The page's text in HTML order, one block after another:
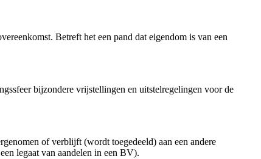
Betreft het een pand dat eigendom is van een
bijzondere vrijstellingen en uitstelregelingen voor de
of verblijft (wordt toegedeeld) aan een andere
legaat van aandelen in een BV).